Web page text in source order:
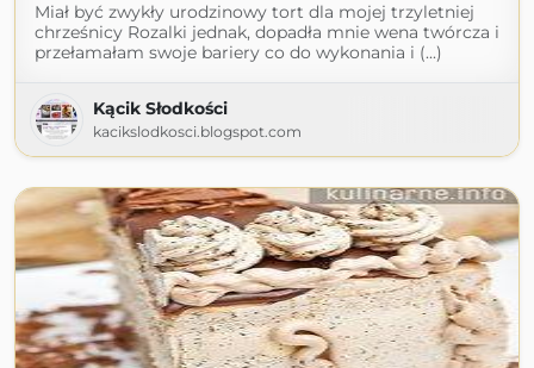
Miał być zwykły urodzinowy tort dla mojej trzyletniej
chrześnicy Rozalki jednak, dopadła mnie wena twórcza i
przełamałam swoje bariery co do wykonania i (...)
Kącik Słodkości
kacikslodkosci.blogspot.com